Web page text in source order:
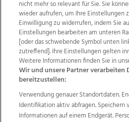
Wir über uns Mediadaten
Datenschutz
Impressum
AGB Website
Ehrenkodex
Weitere Angebote des
TV1 di-mog-i.at
nicht mehr so relevant für Sie. Sie
wieder aufrufen, um Ihre Einstellungen
Einwilligung zu widerrufen, indem Sie
Einstellungen bearbeiten am unteren
[oder das schwebende Symbol unten
zutreffend]. Ihre Einstellungen gelten
Weitere Informationen finden Sie in
Wir und unsere Partner verarbeiten
bereitzustellen:
Verwendung genauer Standortdaten.
Identifikation aktiv abfragen. Speichern
Informationen auf einem Endgerät.